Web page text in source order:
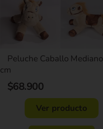
Peluche Caballo
cm
$68.900
Ver producto